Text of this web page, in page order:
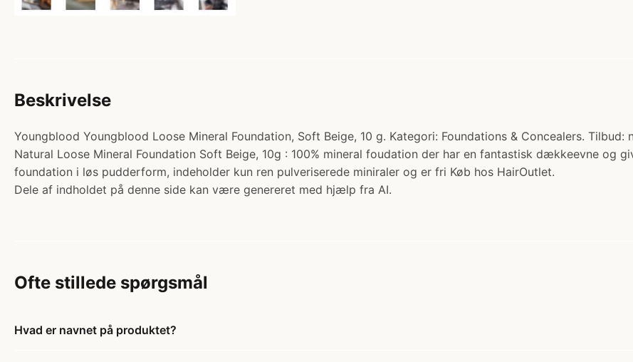
Beskrivelse
Youngblood Youngblood Loose Mineral Foundation, Soft Beige, 10 g. Kategori: Foundations & Concealers.
Natural Loose Mineral Foundation Soft Beige, 10g : 100% mineral foudation der har en fantastisk dækkeevne og
foundation i løs pudderform, indeholder kun ren pulveriserede miniraler og er fri Køb hos HairOutlet.
Dele af indholdet på denne side kan være genereret med hjælp fra AI.
Ofte stillede spørgsmål
Hvad er navnet på produktet?